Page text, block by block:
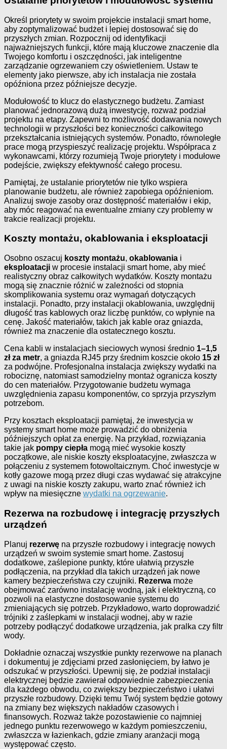
Określ priorytety w swoim projekcie instalacji smart home,
aby zoptymalizować budżet i lepiej dostosować się do
przyszłych zmian. Rozpocznij od identyfikacji
najważniejszych funkcji, które mają kluczowe znaczenie dla
Twojego komfortu i oszczędności, jak inteligentne
zarządzanie ogrzewaniem czy oświetleniem. Ustaw te
elementy jako pierwsze, aby ich instalacja nie została
opóźniona przez późniejsze decyzje.
Modułowość to klucz do elastycznego budżetu. Zamiast
planować jednorazową dużą inwestycję, rozważ podział
projektu na etapy. Zapewni to możliwość dodawania nowych
technologii w przyszłości bez konieczności całkowitego
przekształcania istniejących systemów. Ponadto, równoległe
prace mogą przyspieszyć realizację projektu. Współpraca z
wykonawcami, którzy rozumieją Twoje priorytety i modułowe
podejście, zwiększy efektywność całego procesu.
Pamiętaj, że ustalanie priorytetów nie tylko wspiera
planowanie budżetu, ale również zapobiega opóźnieniom.
Analizuj swoje zasoby oraz dostępność materiałów i ekip,
aby móc reagować na ewentualne zmiany czy problemy w
trakcie realizacji projektu.
Koszty montażu, okablowania i eksploatacji
Osobno oszacuj koszty montażu, okablowania i
eksploatacji w procesie instalacji smart home, aby mieć
realistyczny obraz całkowitych wydatków. Koszty montażu
mogą się znacznie różnić w zależności od stopnia
skomplikowania systemu oraz wymagań dotyczących
instalacji. Ponadto, przy instalacji okablowania, uwzględnij
długość tras kablowych oraz liczbę punktów, co wpłynie na
cenę. Jakość materiałów, takich jak kable oraz gniazda,
również ma znaczenie dla ostatecznego kosztu.
Cena kabli w instalacjach sieciowych wynosi średnio 1–1,5
zł za metr, a gniazda RJ45 przy średnim koszcie około 15 zł
za podwójne. Profesjonalna instalacja zwiększy wydatki na
robociznę, natomiast samodzielny montaż ogranicza koszty
do cen materiałów. Przygotowanie budżetu wymaga
uwzględnienia zapasu komponentów, co sprzyja przyszłym
potrzebom.
Przy kosztach eksploatacji pamiętaj, że inwestycja w
systemy smart home może prowadzić do obniżenia
późniejszych opłat za energię. Na przykład, rozwiązania
takie jak pompy ciepła mogą mieć wysokie koszty
początkowe, ale niskie koszty eksploatacyjne, zwłaszcza w
połączeniu z systemem fotowoltaicznym. Choć inwestycje w
kotły gazowe mogą przez długi czas wydawać się atrakcyjne
z uwagi na niskie koszty zakupu, warto znać również ich
wpływ na miesięczne wydatki na ogrzewanie.
Rezerwa na rozbudowę i integrację przyszłych
urządzeń
Planuj rezerwę na przyszłe rozbudowy i integrację nowych
urządzeń w swoim systemie smart home. Zastosuj
dodatkowe, zaślepione punkty, które ułatwią przyszłe
podłączenia, na przykład dla takich urządzeń jak nowe
kamery bezpieczeństwa czy czujniki. Rezerwa może
obejmować zarówno instalację wodną, jak i elektryczną, co
pozwoli na elastyczne dostosowanie systemu do
zmieniających się potrzeb. Przykładowo, warto doprowadzić
trójniki z zaślepkami w instalacji wodnej, aby w razie
potrzeby podłączyć dodatkowe urządzenia, jak pralka czy filtr
wody.
Dokładnie oznaczaj wszystkie punkty rezerwowe na planach
i dokumentuj je zdjęciami przed zasłonięciem, by łatwo je
odszukać w przyszłości. Upewnij się, że podział instalacji
elektrycznej będzie zawierał odpowiednie zabezpieczenia
dla każdego obwodu, co zwiększy bezpieczeństwo i ułatwi
przyszłe rozbudowy. Dzięki temu Twój system będzie gotowy
na zmiany bez większych nakładów czasowych i
finansowych. Rozważ także pozostawienie co najmniej
jednego punktu rezerwowego w każdym pomieszczeniu,
zwłaszcza w łazienkach, gdzie zmiany aranżacji mogą
występować często.